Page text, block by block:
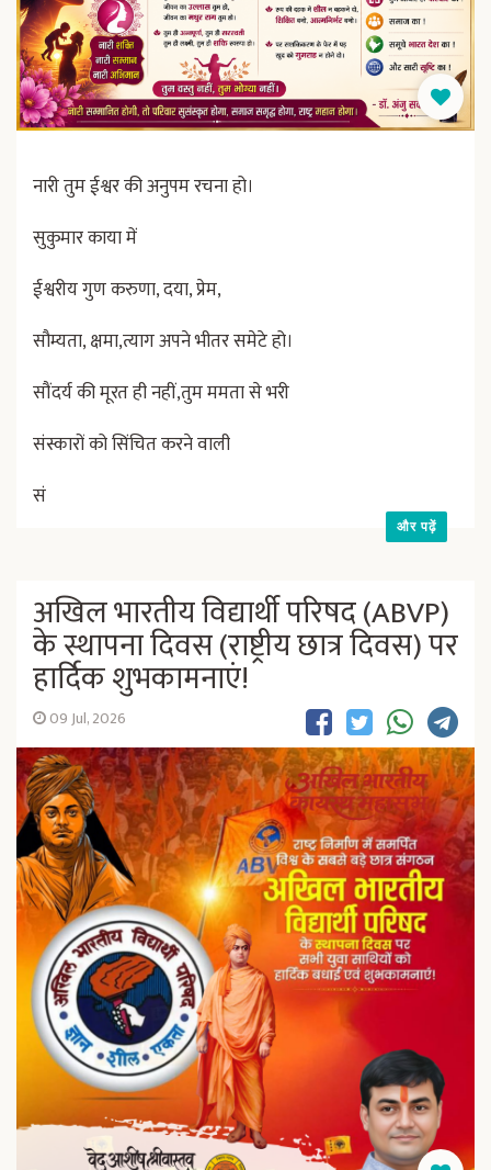
नारी तुम ईश्वर की अनुपम रचना हो।
सुकुमार काया में
ईश्वरीय गुण करुणा, दया, प्रेम,
सौम्यता, क्षमा,त्याग अपने भीतर समेटे हो।
सौंदर्य की मूरत ही नहीं,तुम ममता से भरी
संस्कारों को सिंचित करने वाली
सं
और पढ़ें
अखिल भारतीय विद्यार्थी परिषद (ABVP)
के स्थापना दिवस (राष्ट्रीय छात्र दिवस) पर
हार्दिक शुभकामनाएं!
09 Jul, 2026